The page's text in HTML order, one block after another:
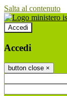
Salta al contenuto
Accedi
Accedi
button close ×